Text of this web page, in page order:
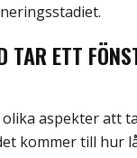
TAR ETT
aspekter att ta
kommer till hur